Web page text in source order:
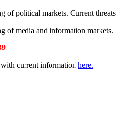
of political markets. Current threats
of media and information markets.
current information here.